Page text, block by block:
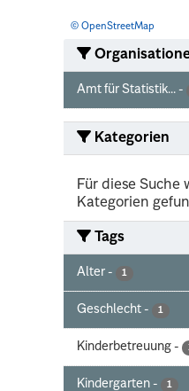
© OpenStreetMap
Amt für Statistik... -
Kategorien
Für diese Suche
Kategorien
Tags
Alter - 1
Geschlecht - 1
Kinderbetreuung -
Kindergarten - 1